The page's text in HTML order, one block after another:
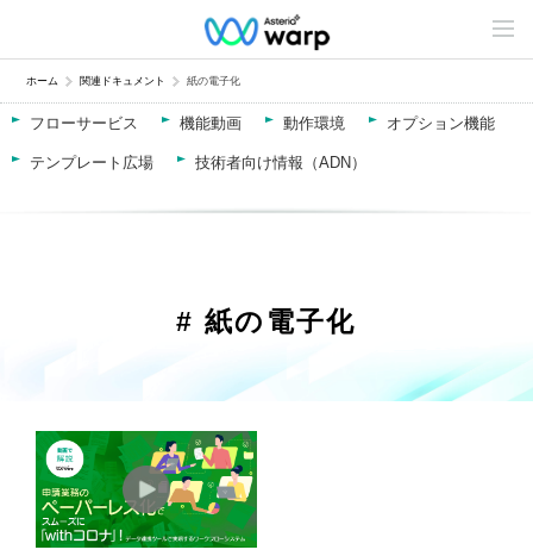
C
n
e
ホーム 関連ドキュメント 紙の電子化
フローサービス 機能動画 動作環境 オプション機能
テンプレート広場 技術者向け情報（ADN）
# 紙の電子化